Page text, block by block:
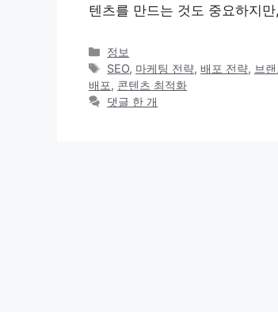
텐츠를 만드는 것도 중요하지
카
테
고
리
정보
태
그
SEO, 마케팅 전략,배포 전략, 브
배포, 콘텐츠 최적화
댓글 한 개